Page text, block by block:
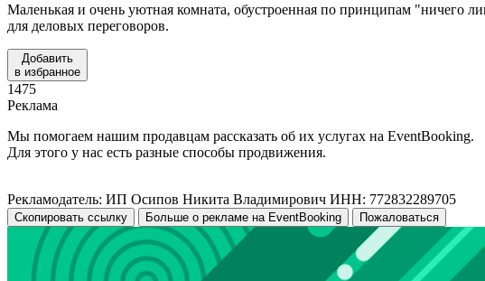
Маленькая и очень уютная комната, обустроенная по принципам "ничего
для деловых переговоров.
Добавить
в избранное
1475
Реклама
Мы помогаем нашим продавцам рассказать об их услугах на EventBooking.
Для этого у нас есть разные способы продвижения.
Рекламодатель: ИП Осипов Никита Владимирович ИНН: 772832289705
Скопировать ссылку Больше о рекламе на EventBooking Пожаловаться